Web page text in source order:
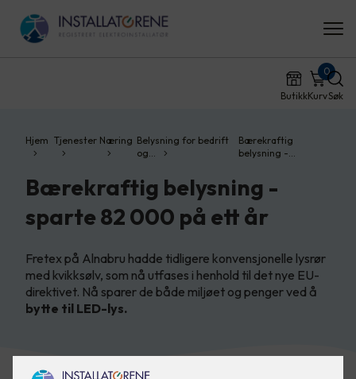
ButikkKurv
0
Søk
Hjem Tjenester Næring Belysning for bedrift
og…
Bærekraftig
belysning -…
Bærekraftig belysning -
sparte 82 000 på ett år
Fretex på Alnabru hadde tidligere konvensjonelle lysrør
med kvikksølv, som nå utfases i henhold til det nye EU-
direktivet. Nå sparer de både miljøet og penger ved å
bytte til LED-lys.